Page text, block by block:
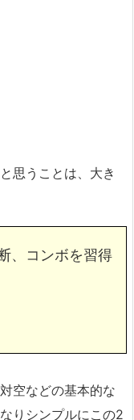
思うことは、大き
、コンボを習得
空などの基本的な
りシンプルにこの2